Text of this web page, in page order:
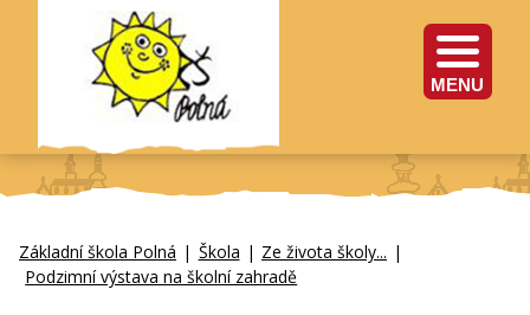
MENU
Základní škola Polná | Škola | Ze života školy... |
Podzimní výstava na školní zahradě